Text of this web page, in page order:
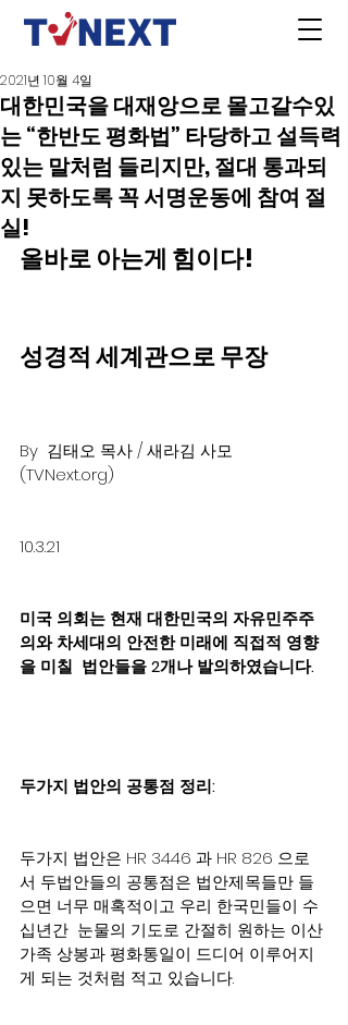
대한민국을 대재앙으로 몰고갈수있
는 “한반도 평화법” 타당하고 설득력
있는 말처럼 들리지만, 절대 통과되
지 못하도록 꼭 서명운동에 참여 절
실!
2021년 10월 4일
올바로 아는게 힘이다!
성경적 세계관으로 무장
By  김태오 목사 / 새라김 사모
(TVNext.org)
10.3.21
미국 의회는 현재 대한민국의 자유민주주
의와 차세대의 안전한 미래에 직접적 영향
을 미칠  법안들을 2개나 발의하였습니다.
두가지 법안의 공통점 정리:
두가지 법안은 HR 3446 과 HR 826 으로
서 두법안들의 공통점은 법안제목들만 들
으면 너무 매혹적이고 우리 한국민들이 수
십년간  눈물의 기도로 간절히 원하는 이산
가족 상봉과 평화통일이 드디어 이루어지
게 되는 것처럼 적고 있습니다.